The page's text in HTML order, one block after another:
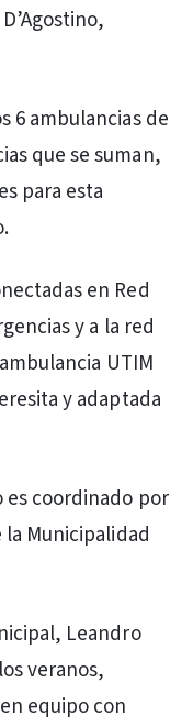
6 ambulancias de
que se suman,
para esta
en Red
y a la red
UTIM
y adaptada
coordinado por
Municipalidad
Leandro
veranos,
equipo con